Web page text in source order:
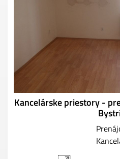
Kancelárske priestory -